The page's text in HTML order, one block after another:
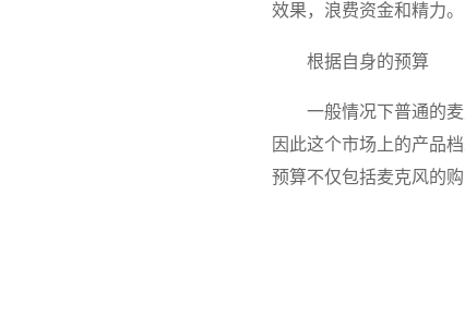
效果，浪费资金和精力。
根据自身的预算
一般情况下普通的
因此这个市场上的产品
预算不仅包括麦克风的